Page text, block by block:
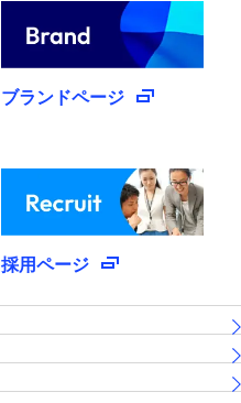
ブランドページ
採用ページ